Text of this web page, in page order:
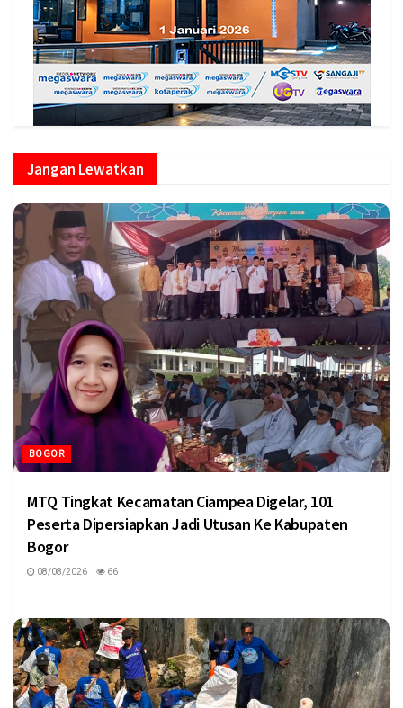
Jangan Lewatkan
BOGOR
MTQ Tingkat Kecamatan Ciampea Digelar, 101
Peserta Dipersiapkan Jadi Utusan Ke Kabupaten
Bogor
08/08/2026 66